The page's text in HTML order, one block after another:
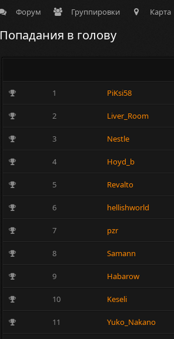
Форум Группировки Карта
Попадания в голову
1 PiKsi58
2 Liver_Room
3 Nestle
4 Hoyd_b
5 Revalto
6 hellishworld
7 pzr
8 Samann
9 Habarow
10 Keseli
11 Yuko_Nakano